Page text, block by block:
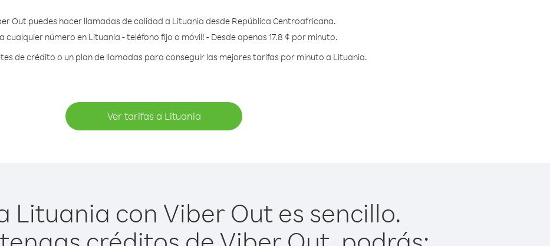
Out puedes hacer llamadas de calidad a Lituania desde República Centroafricana.
cualquier número en Lituania - teléfono fijo o móvil! - Desde apenas 17.8 ¢ por minuto.
de crédito o un plan de llamadas para conseguir las mejores tarifas por minuto a Lituania.
Ver tarifas a Lituania
Lituania con Viber Out es sencillo.